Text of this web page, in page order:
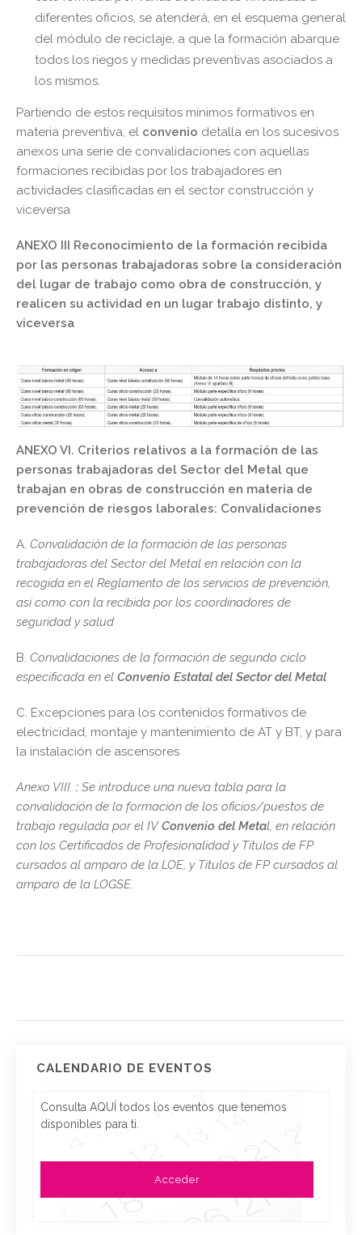
diferentes oficios, se atenderá, en el esquema general
del módulo de reciclaje, a que la formación abarque
todos los riegos y medidas preventivas asociados a
los mismos.
Partiendo de estos requisitos mínimos formativos en
materia preventiva, el convenio detalla en los sucesivos
anexos una serie de convalidaciones con aquellas
formaciones recibidas por los trabajadores en
actividades clasificadas en el sector construcción y
viceversa
ANEXO III Reconocimiento de la formación recibida
por las personas trabajadoras sobre la consideración
del lugar de trabajo como obra de construcción, y
realicen su actividad en un lugar trabajo distinto, y
viceversa
ANEXO VI. Criterios relativos a la formación de las
personas trabajadoras del Sector del Metal que
trabajan en obras de construcción en materia de
prevención de riesgos laborales: Convalidaciones
A. Convalidación de la formación de las personas
trabajadoras del Sector del Metal en relación con la
recogida en el Reglamento de los servicios de prevención,
así como con la recibida por los coordinadores de
seguridad y salud
B. Convalidaciones de la formación de segundo ciclo
especificada en el Convenio Estatal del Sector del Metal
C. Excepciones para los contenidos formativos de
electricidad, montaje y mantenimiento de AT y BT, y para
la instalación de ascensores
Anexo VIII. : Se introduce una nueva tabla para la
convalidación de la formación de los oficios/puestos de
trabajo regulada por el IVConvenio del Metal, en relación
con los Certificados de Profesionalidad y Títulos de FP
cursados al amparo de la LOE, y Títulos de FP cursados al
amparo de la LOGSE.
CALENDARIO DE EVENTOS
Consulta AQUÍ todos los eventos que tenemos
disponibles para ti.
Acceder